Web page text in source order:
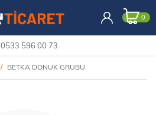
0
0533 596 00 73
BETKA DONUK GRUBU